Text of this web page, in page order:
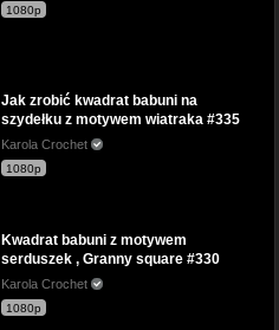
1080p
Jak zrobić kwadrat babuni na
szydełku z motywem wiatraka #335
Karola Crochet
1080p
Kwadrat babuni z motywem
serduszek , Granny square #330
Karola Crochet
1080p